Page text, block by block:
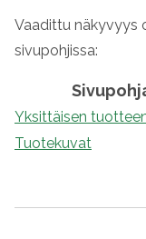
Vaadittu näkyvyys
sivupohjissa:
Yksittäisen
Tuotekuvat